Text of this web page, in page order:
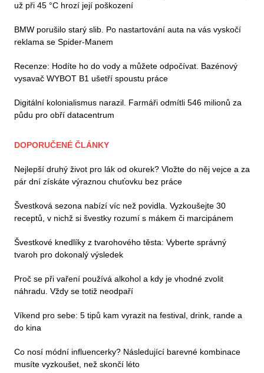
už při 45 °C hrozí její poškození
BMW porušilo starý slib. Po nastartování auta na vás vyskočí
reklama se Spider-Manem
Recenze: Hodíte ho do vody a můžete odpočívat. Bazénový
vysavač WYBOT B1 ušetří spoustu práce
Digitální kolonialismus narazil. Farmáři odmítli 546 milionů za
půdu pro obří datacentrum
DOPORUČENÉ ČLÁNKY
Nejlepší druhý život pro lák od okurek? Vložte do něj vejce a za
pár dní získáte výraznou chuťovku bez práce
Švestková sezona nabízí víc než povidla. Vyzkoušejte 30
receptů, v nichž si švestky rozumí s mákem či marcipánem
Švestkové knedlíky z tvarohového těsta: Vyberte správný
tvaroh pro dokonalý výsledek
Proč se při vaření používá alkohol a kdy je vhodné zvolit
náhradu. Vždy se totiž neodpaří
Víkend pro sebe: 5 tipů kam vyrazit na festival, drink, rande a
do kina
Co nosí módní influencerky? Následující barevné kombinace
musíte vyzkoušet, než skončí léto